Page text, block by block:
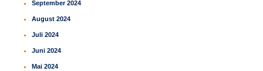
September 2024
August 2024
Juli 2024
Juni 2024
Mai 2024